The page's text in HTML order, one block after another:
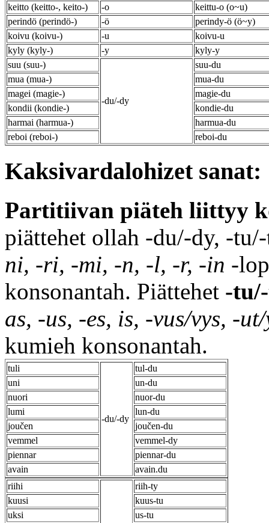
keitto (keitto-, keito-)
-o
keittu-o (o~u)
perindö (perindö-)
-ö
perindy-ö (ö~y)
koivu (koivu-)
-u
koivu-u
kyly (kyly-)
-y
kyly-y
suu (suu-)
-du/-dy
suu-du
mua (mua-)
mua-du
magei (magie-)
magie-du
kondii (kondie-)
kondie-du
harmai (harmua-)
harmua-du
reboi (reboi-)
reboi-du
Kaksivardalohizet sanat:
Partitiivan piäteh liittyy
piättehet ollah -du/-dy, -
ni, -ri, -mi, -n, -l, -r, -in -
konsonantah. Piättehet -
as, -us, -es, is, -vus/vys, -
kumieh konsonantah.
tuli
-du/-dy
tul-du
uni
un-du
nuori
nuor-du
lumi
lun-du
joučen
joučen-du
vemmel
vemmel-dy
piennar
piennar-du
avain
avain.du
riihi
riih-ty
kuusi
kuus-tu
uksi
us-tu